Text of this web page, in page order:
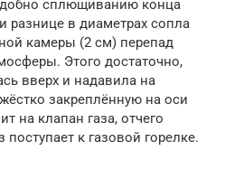
сплющиванию конца
разнице в диаметрах сопла
камеры (2 см) перепад
Этого достаточно,
вверх и надавила на
закреплённую на оси
на клапан газа, отчего
поступает к газовой горелке.